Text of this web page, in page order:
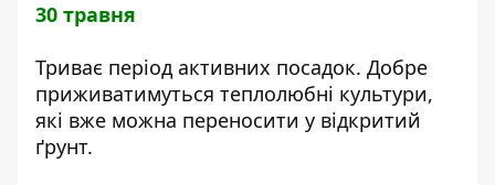
30 травня
Триває період активних посадок. Добре
приживатимуться теплолюбні культури,
які вже можна переносити у відкритий
ґрунт.